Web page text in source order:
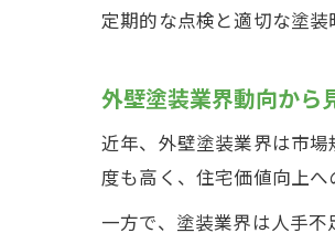
定期的な点検と適切な塗
外壁塗装業界動向から
近年、外壁塗装業界は市
度も高く、住宅価値向上
一方で、塗装業界は人手